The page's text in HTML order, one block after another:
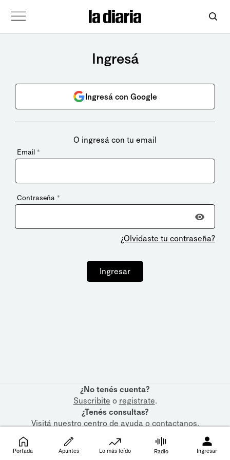
Ingresá
Ingresá con Google
O ingresá con tu email
Email *
Contraseña *
¿Olvidaste tu contraseña?
Ingresar
¿No tenés cuenta?
Suscribite o registrate.
¿Tenés consultas?
Visitá nuestrocentro de ayudaocontactanos.
Portada Apuntes Lo más leído Radio Ingresar